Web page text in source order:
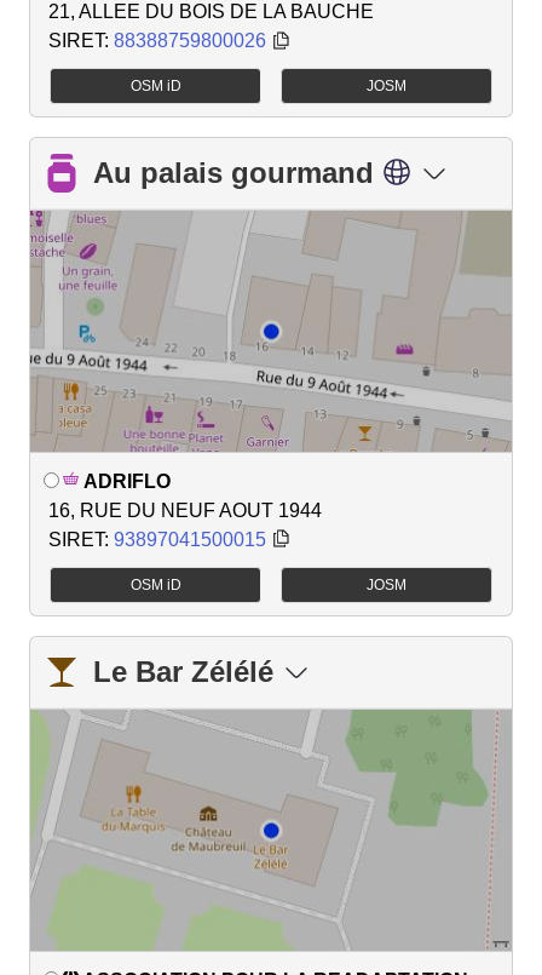
21, ALLEE DU BOIS DE LA BAUCHE
SIRET: 88388759800026
OSM iD JOSM
Au palais gourmand
ADRIFLO
16, RUE DU NEUF AOUT 1944
SIRET: 93897041500015
OSM iD JOSM
Le Bar Zélélé